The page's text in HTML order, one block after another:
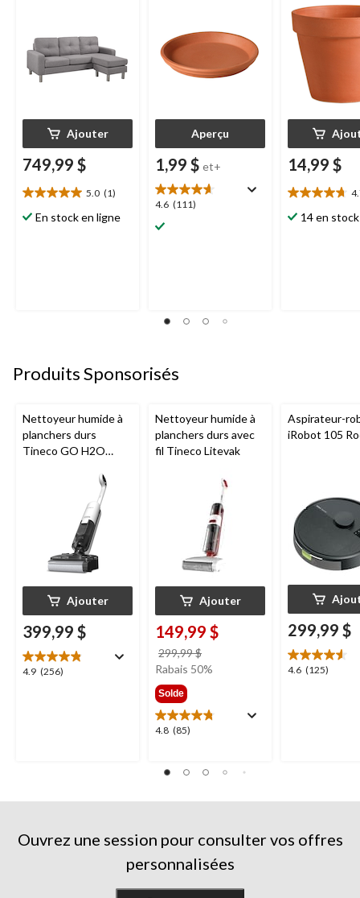
Ajouter
749,99 $
5.0 (1)
5.0
étoile(s)
En stock en ligne
Aperçu
1,99 $ et+
4.6 (111)
4.6
étoile(s)
14,99 $
4.7
étoile(s)
14 en stock
Produits Sponsorisés
Nettoyeur humide à
planchers durs
Tineco GO H2O
Ajouter
399,99 $
4.9 (256)
4.9
Nettoyeur humide à
planchers durs avec
fil Tineco Litevak
Ajouter
149,99 $
299,99 $
était
Rabais 50%
Solde
4.8 (85)
4.8
5.
Aspirateur-
iRobot 105
299,99 $
4.6 (125)
4.6
Ouvrez une session pour consulter vos offres
personnalisées